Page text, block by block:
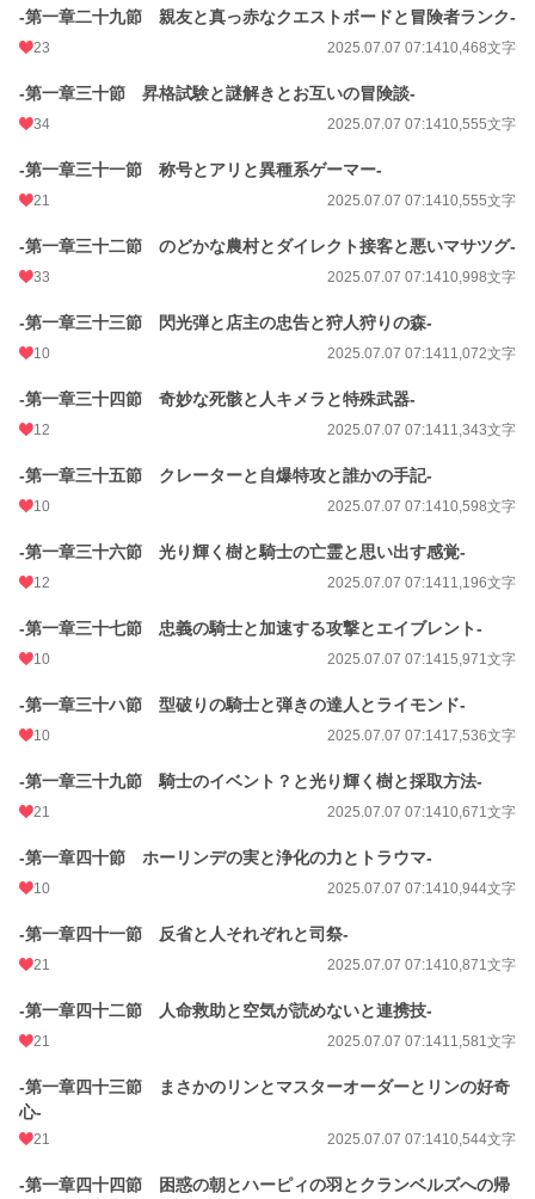
-第一章二十九節 親友と真っ赤なクエストボードと冒険者ランク-
23 2025.07.07 07:1410,468文字
-第一章三十節 昇格試験と謎解きとお互いの冒険談-
34 2025.07.07 07:1410,555文字
-第一章三十一節 称号とアリと異種系ゲーマー-
21 2025.07.07 07:1410,555文字
-第一章三十二節 のどかな農村とダイレクト接客と悪いマサツグ-
33 2025.07.07 07:1410,998文字
-第一章三十三節 閃光弾と店主の忠告と狩人狩りの森-
10 2025.07.07 07:1411,072文字
-第一章三十四節 奇妙な死骸と人キメラと特殊武器-
12 2025.07.07 07:1411,343文字
-第一章三十五節 クレーターと自爆特攻と誰かの手記-
10 2025.07.07 07:1410,598文字
-第一章三十六節 光り輝く樹と騎士の亡霊と思い出す感覚-
12 2025.07.07 07:1411,196文字
-第一章三十七節 忠義の騎士と加速する攻撃とエイブレント-
10 2025.07.07 07:1415,971文字
-第一章三十ハ節 型破りの騎士と弾きの達人とライモンド-
10 2025.07.07 07:1417,536文字
-第一章三十九節 騎士のイベント？と光り輝く樹と採取方法-
21 2025.07.07 07:1410,671文字
-第一章四十節 ホーリンデの実と浄化の力とトラウマ-
10 2025.07.07 07:1410,944文字
-第一章四十一節 反省と人それぞれと司祭-
21 2025.07.07 07:1410,871文字
-第一章四十二節 人命救助と空気が読めないと連携技-
21 2025.07.07 07:1411,581文字
-第一章四十三節 まさかのリンとマスターオーダーとリンの好奇
心-
21 2025.07.07 07:1410,544文字
-第一章四十四節 困惑の朝とハーピィの羽とクランベルズへの帰